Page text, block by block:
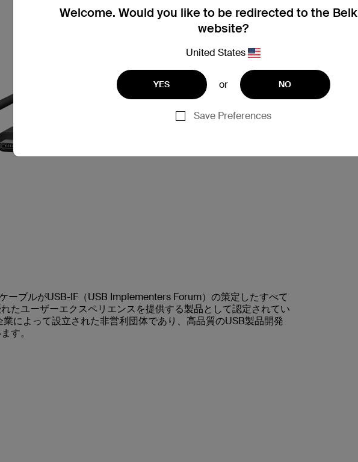
Welcome. Would you like to be redirected to the
website?
United States
YES or NO
Save Preferences
リバーシブルUSB-Cコ
コネクタの向きを気にすることなく挿入でき
コネクタの表と裏どちらからでも、お使いのケ
ーブルがUSB-IF（USB Implementers Forum）の策定したすべて
たユーザーエクスペリエンスを提供する製品として認定されてい
によって設立された非営利団体であり、高品質のUSB製品開発
す。